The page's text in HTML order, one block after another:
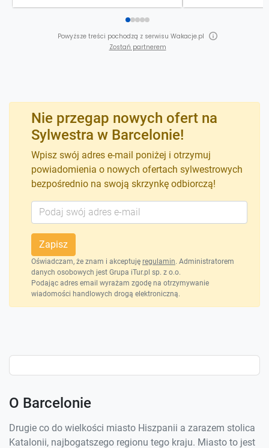
Powyższe treści pochodzą z serwisu Wakacje.pl
Zostań partnerem
Nie przegap nowych ofert na
Sylwestra w Barcelonie!
Wpisz swój adres e-mail poniżej i otrzymuj
powiadomienia o nowych ofertach sylwestrowych
bezpośrednio na swoją skrzynkę odbiorczą!
Zapisz
Oświadczam, że znam i akceptuję regulamin. Administratorem
danych osobowych jest Grupa iTur.pl sp. z o.o.
Podając adres email wyrażam zgodę na otrzymywanie
wiadomości handlowych drogą elektroniczną.
O Barcelonie
Drugie co do wielkości miasto Hiszpanii a zarazem stolica
Katalonii, najbogatszego regionu tego kraju. Miasto to jest